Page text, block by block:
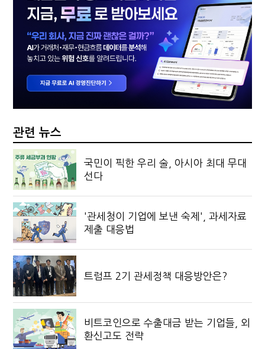
관련 뉴스
국민이 픽한 우리 술, 아시아 최대 무대
선다
'관세청이 기업에 보낸 숙제', 과세자료
제출 대응법
트럼프 2기 관세정책 대응방안은?
비트코인으로 수출대금 받는 기업들, 외
환신고도 전략